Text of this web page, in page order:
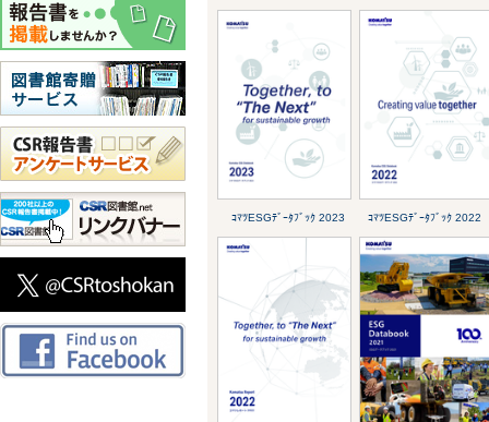
ｺﾏﾂESGﾃﾞｰﾀﾌﾞｯｸ 2023 ｺﾏﾂESGﾃﾞｰﾀﾌﾞｯｸ 2022